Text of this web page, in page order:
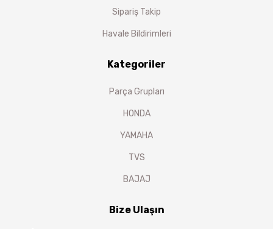
Sipariş Takip
Havale Bildirimleri
Kategoriler
Parça Grupları
HONDA
YAMAHA
TVS
BAJAJ
Bize Ulaşın